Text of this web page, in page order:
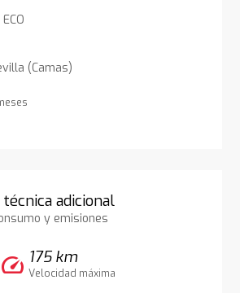
ECO
(Camas)
adicional
y emisiones
speed 175 km
Velocidad máxima